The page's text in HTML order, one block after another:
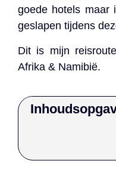
goede hotels maar
geslapen tijdens
Dit is mijn
Afrika & Namibië.